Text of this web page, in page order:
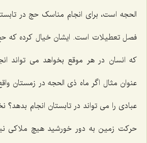
الحجه است، برای انجام مناسک حج در
فصل تعطیلات است. ایشان خیال کرده
که انسان در هر موقع بخواهد می تواند
عنوان مثال اگر ماه ذی الحجه در زمستان
عبادی را می تواند در تابستان انجام بدهد؟
حرکت زمین به دور خورشید هیچ ملاکی